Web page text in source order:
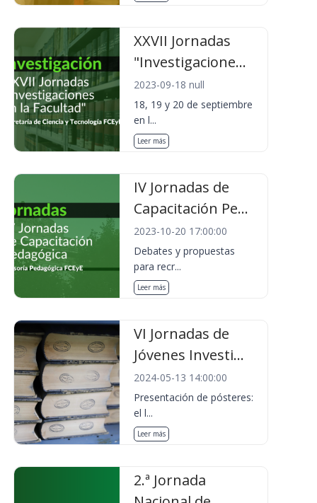
XXVII Jornadas
"Investigacione...
2023-09-18 null
18, 19 y 20 de septiembre
en l...
Leer más
IV Jornadas de
Capacitación Pe...
2023-10-20 17:00:00
Debates y propuestas
para recr...
Leer más
VI Jornadas de
Jóvenes Investi...
2024-05-13 14:00:00
Presentación de pósteres:
el l...
Leer más
2.ª Jornada